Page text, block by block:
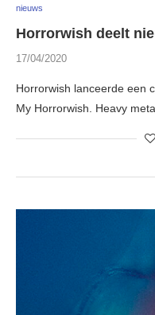
nieuws
Horrorwish deelt
17/04/2020
Horrorwish lanceerde een
My Horrorwish. Heavy